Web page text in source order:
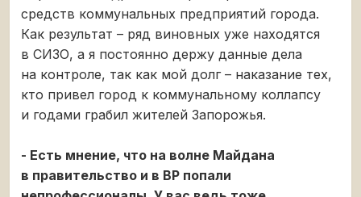
средств коммунальных предприятий города.
Как результат – ряд виновных уже находятся
в СИЗО, а я постоянно держу данные дела
на контроле, так как мой долг – наказание тех,
кто привел город к коммунальному коллапсу
и годами грабил жителей Запорожья.
- Есть мнение, что на волне Майдана
в правительство и в ВР попали